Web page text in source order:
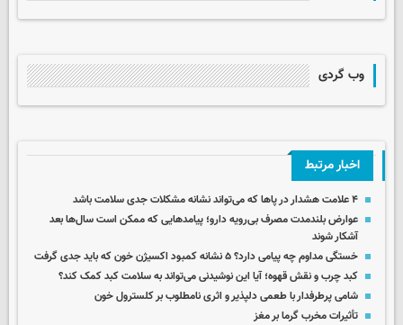
وب گردی
اخبار مرتبط
۴ علامت هشدار در پاها که می‌تواند نشانه مشکلات جدی سلامت باشد
عوارض بلندمدت مصرف بی‌رویه دارو؛ پیامدهایی که ممکن است سال‌ها بعد
آشکار شوند
خستگی مداوم چه پیامی دارد؟ ۵ نشانه کمبود اکسیژن خون که باید جدی گرفت
کبد چرب و نقش قهوه؛ آیا این نوشیدنی می‌تواند به سلامت کبد کمک کند؟
شامی پرطرفدار با طعمی دلپذیر و اثری نامطلوب بر کلسترول خون
تأثیرات مخرب گرما بر مغز